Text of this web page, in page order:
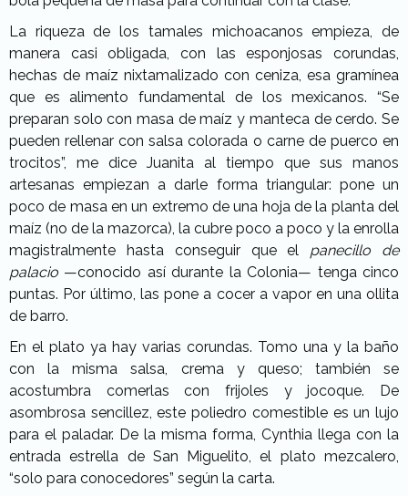
La riqueza de los tamales michoacanos empieza, de
manera casi obligada, con las esponjosas corundas,
hechas de maíz nixtamalizado con ceniza, esa gramínea
que es alimento fundamental de los mexicanos. “Se
preparan solo con masa de maíz y manteca de cerdo. Se
pueden rellenar con salsa colorada o carne de puerco en
trocitos”, me dice Juanita al tiempo que sus manos
artesanas empiezan a darle forma triangular: pone un
poco de masa en un extremo de una hoja de la planta del
maíz (no de la mazorca), la cubre poco a poco y la enrolla
magistralmente hasta conseguir que el panecillo de
palacio —conocido así durante la Colonia— tenga cinco
puntas. Por último, las pone a cocer a vapor en una ollita
de barro.
En el plato ya hay varias corundas. Tomo una y la baño
con la misma salsa, crema y queso; también se
acostumbra comerlas con frijoles y jocoque. De
asombrosa sencillez, este poliedro comestible es un lujo
para el paladar. De la misma forma, Cynthia llega con la
entrada estrella de San Miguelito, el plato mezcalero,
“solo para conocedores” según la carta.